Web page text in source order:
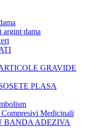
dama
GRAVIDE
PLASA
Medicinali
BANDA ADEZIVA